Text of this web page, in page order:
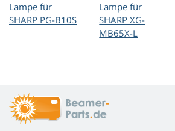
Lampe für
SHARP PG-B10S
Lampe für
SHARP XG-
MB65X-L